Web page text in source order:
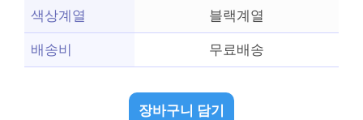
색상계열 블랙계열
배송비 무료배송
장바구니 담기